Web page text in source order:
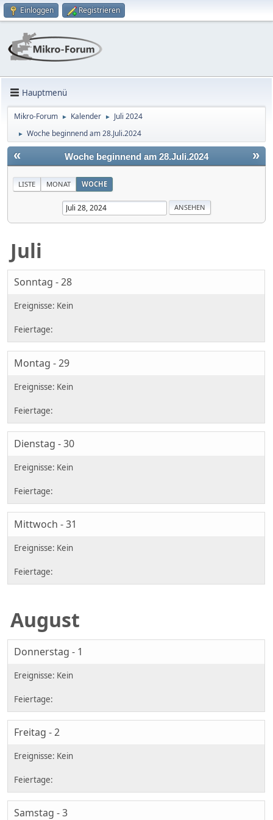
Einloggen Registrieren
Hauptmenü
Mikro-Forum ► Kalender ► Juli 2024
► Woche beginnend am 28.Juli.2024
« »
Woche beginnend am 28.Juli.2024
LISTE MONAT WOCHE
Juli
Sonntag - 28
Montag - 29
Dienstag - 30
Mittwoch - 31
August
Donnerstag - 1
Freitag - 2
Samstag - 3